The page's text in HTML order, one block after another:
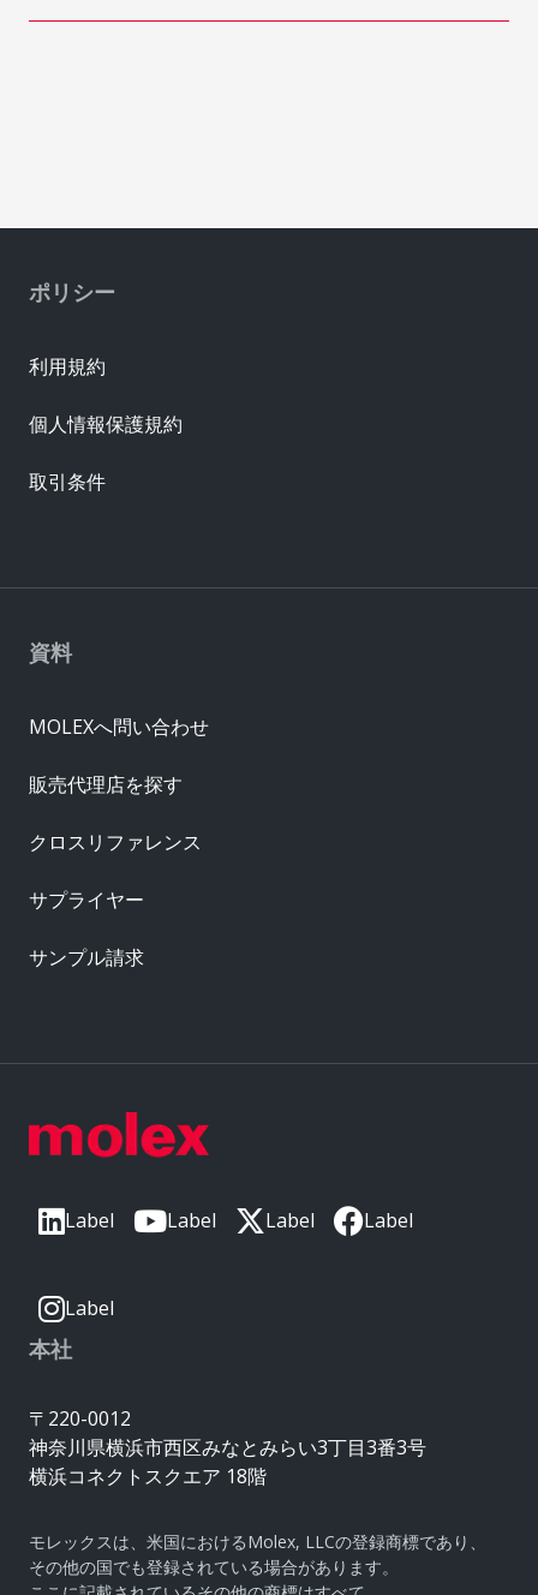
Label Label Label Label
Label
本社
〒220-0012
神奈川県横浜市西区みなとみらい3丁目3番3号
横浜コネクトスクエア 18階
モレックスは、米国におけるMolex, LLCの登録商標であり、
その他の国でも登録されている場合があります。
資料
MOLEXへ問い合わせ
販売代理店を探す
クロスリファレンス
サプライヤー
サンプル請求
ポリシー
利用規約
個人情報保護規約
取引条件